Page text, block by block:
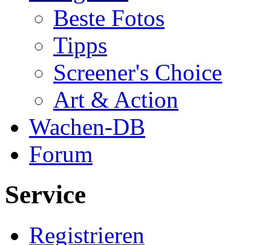
Beste Fotos
Tipps
Screener's Choice
Art & Action
Wachen-DB
Forum
Service
Registrieren